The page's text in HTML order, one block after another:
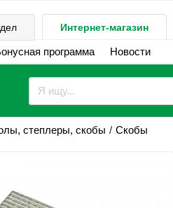
Интернет-магазин
программа Новости
степлеры, скобы Скобы